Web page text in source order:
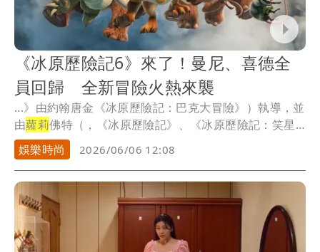
《冰原歷險記6》來了！曼尼、喜德全
員回歸 全新冒險火熱來襲
...》由約翰唐金《冰原歷險記：巴克大冒險》）執導，並
由蘿莉佛特（，《冰原歷險記》、《冰原歷險記：笑星
撞地...
娛樂時尚 2026/06/06 12:08